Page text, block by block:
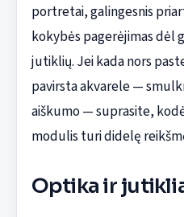
portretai, galingesnis
kokybės pagerėjimas dėl
jutiklių. Jei kada nors
pavirsta akvarele —
aiškumo — suprasite,
modulis turi didelę
Optika ir